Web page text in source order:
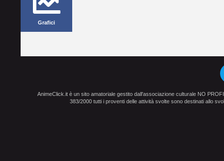
Grafici
AnimeClick.it è un sito amatoriale gestito dall'associazione culturale NO
383/2000 tutti i proventi delle attività svolte sono destinati allo